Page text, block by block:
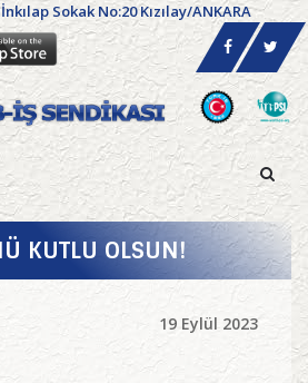
Sokak No:20 Kızılay/ANKARA
KUTLU OLSUN!
19 Eylül 2023